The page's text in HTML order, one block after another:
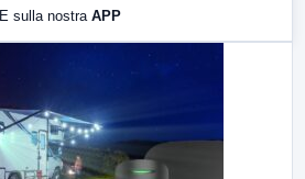
E sulla nostra APP